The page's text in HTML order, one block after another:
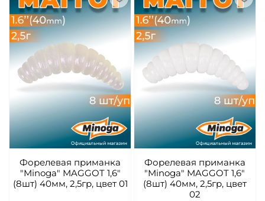
Форелевая приманка
"Minoga" MAGGOT 1,6"
(8шт) 40мм, 2,5гр, цвет 01
Форелевая приманка
"Minoga" MAGGOT 1,6"
(8шт) 40мм, 2,5гр, цвет
02